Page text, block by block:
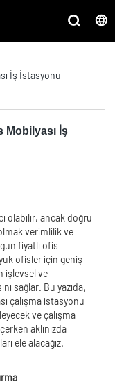
İş İstasyonu
Mobilyası İş
olabilir, ancak doğru
verimlilik ve
fiyatlı ofis
ofisler için geniş
işlevsel ve
sağlar. Bu yazıda,
çalışma istasyonu
ve çalışma
aklınızda
ele alacağız.